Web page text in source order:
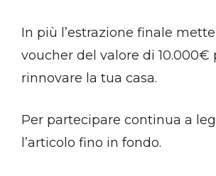
In più l’estrazione finale
voucher del valore di 10.000€
rinnovare la tua casa.
Per partecipare continua a
l’articolo fino in fondo.